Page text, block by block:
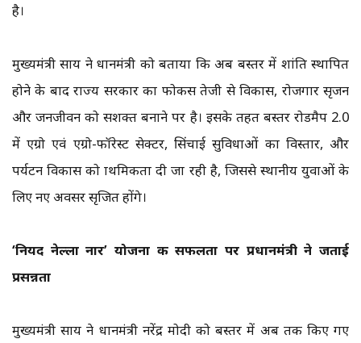
है।
मुख्यमंत्री साय ने प्रधानमंत्री को बताया कि अब बस्तर में शांति स्थापित
होने के बाद राज्य सरकार का फोकस तेजी से विकास, रोजगार सृजन
और जनजीवन को सशक्त बनाने पर है। इसके तहत बस्तर रोडमैप 2.0
में एग्रो एवं एग्रो-फॉरेस्ट सेक्टर, सिंचाई सुविधाओं का विस्तार, और
पर्यटन विकास को प्राथमिकता दी जा रही है, जिससे स्थानीय युवाओं के
लिए नए अवसर सृजित होंगे।
‘नियद नेल्ला नार’ योजना की सफलता पर प्रधानमंत्री ने जताई
प्रसन्नता
मुख्यमंत्री साय ने प्रधानमंत्री नरेंद्र मोदी को बस्तर में अब तक किए गए